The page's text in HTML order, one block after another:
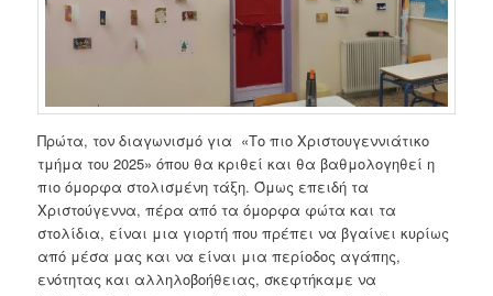
Πρώτα, τον διαγωνισμό για «Το πιο Χριστουγεννιάτικο
τμήμα του 2025» όπου θα κριθεί και θα βαθμολογηθεί η
πιο όμορφα στολισμένη τάξη. Όμως επειδή τα
Χριστούγεννα, πέρα από τα όμορφα φώτα και τα
στολίδια, είναι μια γιορτή που πρέπει να βγαίνει κυρίως
από μέσα μας και να είναι μια περίοδος αγάπης,
ενότητας και αλληλοβοήθειας, σκεφτήκαμε να